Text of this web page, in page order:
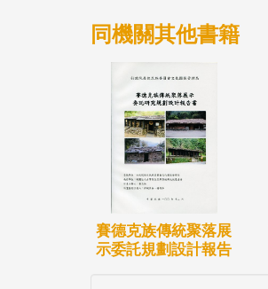
同機關其他書籍
賽德克族傳統聚落展
示委託規劃設計報告